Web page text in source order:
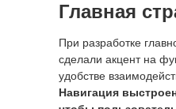
Главная
При разработке
сделали акцент на
удобстве
Навигация